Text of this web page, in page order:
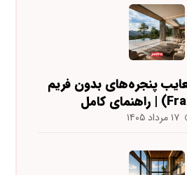
پنجره‌های بدون فریم
۱۷ مرداد ۱۴۰۵